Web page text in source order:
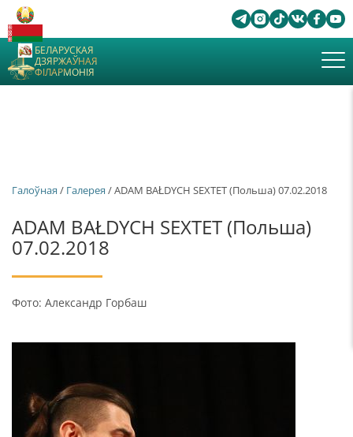
БЕЛАРУСКАЯ
ДЗЯРЖАЎНАЯ
ФІЛАРМОНІЯ
Галоўная / Галерея / ADAM BAŁDYCH SEXTET (Польша) 07.02.2018
ADAM BAŁDYCH SEXTET (Польша)
07.02.2018
Фото: Александр Горбаш